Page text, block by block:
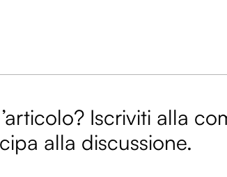
Iscriviti alla
alla discussione.